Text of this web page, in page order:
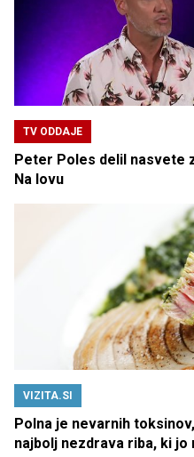
TV ODDAJE
Peter Poles delil nasvete
Na lovu
VIZITA.SI
Polna je nevarnih
najbolj nezdrava riba, ki jo